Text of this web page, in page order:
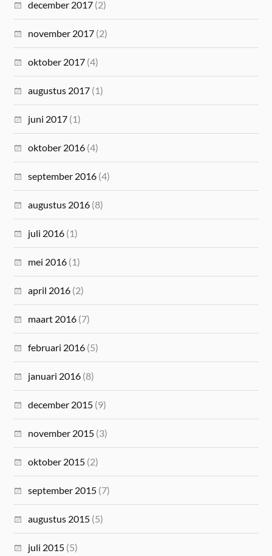
december 2017 (2)
november 2017 (2)
oktober 2017 (4)
augustus 2017 (1)
juni 2017 (1)
oktober 2016 (4)
september 2016 (4)
augustus 2016 (8)
juli 2016 (1)
mei 2016 (1)
april 2016 (2)
maart 2016 (7)
februari 2016 (5)
januari 2016 (8)
december 2015 (9)
november 2015 (3)
oktober 2015 (2)
september 2015 (7)
augustus 2015 (5)
juli 2015 (5)